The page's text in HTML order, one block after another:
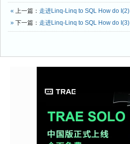
« 上一篇： 走进Linq-Linq to SQL How do I(2)
» 下一篇： 走进Linq-Linq to SQL How do I(3)